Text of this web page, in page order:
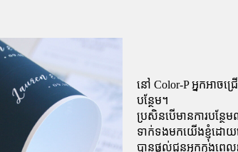
នៅ Color-P អ្នក​អាច​ជ្
បន្ថែម។
ប្រសិនបើមានការបន្ថ
ទាក់ទងមកយើងខ្ញុំដោយ
បានផ្តល់ជូនអ្នកក្នុងពេ